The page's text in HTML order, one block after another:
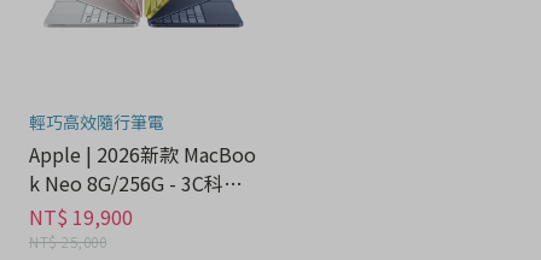
輕巧高效隨行筆電
Apple | 2026新款 MacBoo
k Neo 8G/256G - 3C科技
分期
NT$ 19,900
NT$ 25,000